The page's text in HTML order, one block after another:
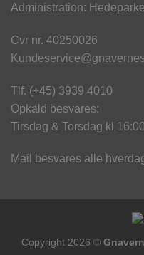
Administration:
Cvr nr. 40250026
Tlf. (+45) 3939 4010
Opkald besvares:
Tirsdag & Torsdag kl
Mail besvares alle
Copyright 2026 ©